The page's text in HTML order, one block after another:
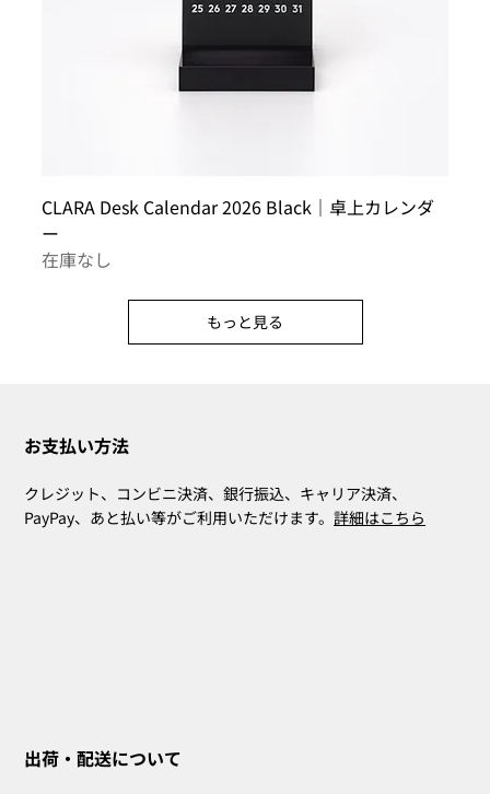
CLARA Desk Calendar 2026 Black｜卓上カレンダ
ー
在庫なし
もっと見る
お支払い方法
クレジット、コンビニ決済、銀行振込、キャリア決済、
PayPay、あと払い等がご利用いただけます。詳細はこちら
出荷・配送について